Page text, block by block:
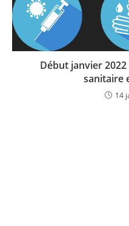
Début janvier
sanitaire
14